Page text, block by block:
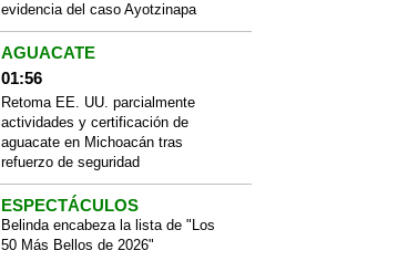
evidencia del caso Ayotzinapa
AGUACATE
01:56
Retoma EE. UU. parcialmente
actividades y certificación de
aguacate en Michoacán tras
refuerzo de seguridad
ESPECTÁCULOS
Belinda encabeza la lista de "Los
50 Más Bellos de 2026"